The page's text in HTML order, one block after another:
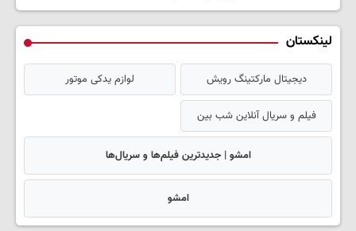
لینکستان
دیجیتال مارکتینگ رویش لوازم یدکی موتور
فیلم و سریال آنلاین شب بین
امشو | جدیدترین فیلم‌ها و سریال‌ها
امشو